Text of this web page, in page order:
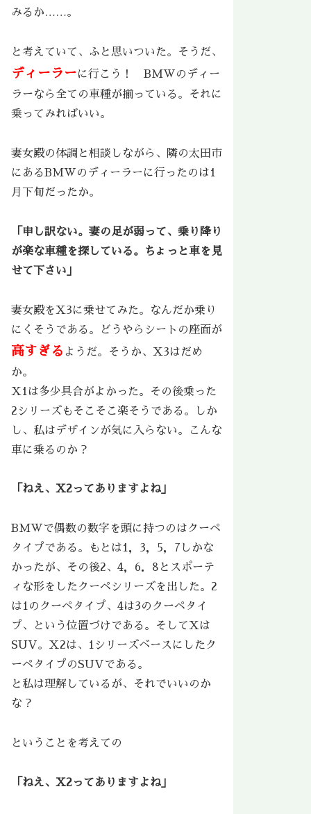
みるか……。
と考えていて、ふと思いついた。そうだ、
ディーラーに行こう！ BMWのディー
ラーなら全ての車種が揃っている。それに
乗ってみればいい。
妻女殿の体調と相談しながら、隣の太田市
にあるBMWのディーラーに行ったのは1
月下旬だったか。
「申し訳ない。妻の足が弱って、乗り降り
が楽な車種を探している。ちょっと車を見
せて下さい」
妻女殿をX3に乗せてみた。なんだか乗り
にくそうである。どうやらシートの座面が
高すぎる ようだ。そうか、X3はだめ
か。
X1は多少具合がよかった。その後乗った
2シリーズもそこそこ楽そうである。しか
し、私はデザインが気に入らない。こんな
車に乗るのか？
「ねえ、X2ってありますよね」
BMWで偶数の数字を頭に持つのはクーペ
タイプである。もとは1，3，5，7しかな
かったが、その後2、4，6．8とスポーテ
ィな形をしたクーペシリーズを出した。2
は1のクーペタイプ、4は3のクーペタイ
プ、という位置づけである。そしてXは
SUV。Ｘ2は、1シリーズベースにしたク
ーペタイプのSUVである。
と私は理解しているが、それでいいのか
な？
ということを考えての
「ねえ、X2ってありますよね」